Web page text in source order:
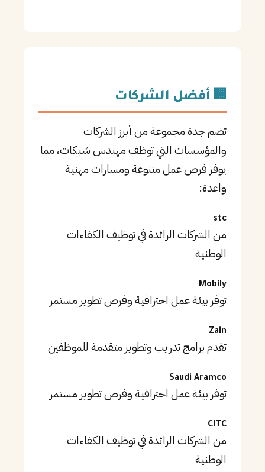
🏢 أفضل الشركات
تضم جدة مجموعة من أبرز الشركات
والمؤسسات التي توظف مهندس شبكات، مما
يوفر فرص عمل متنوعة ومسارات مهنية
واعدة:
stc
من الشركات الرائدة في توظيف الكفاءات
الوطنية
Mobily
توفر بيئة عمل احترافية وفرص تطوير مستمر
Zain
تقدم برامج تدريب وتطوير متقدمة للموظفين
Saudi Aramco
توفر بيئة عمل احترافية وفرص تطوير مستمر
CITC
من الشركات الرائدة في توظيف الكفاءات
الوطنية